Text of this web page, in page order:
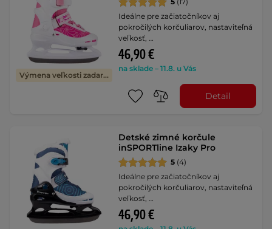
Výmena veľkosti zadarmo
Ideálne pre začiatočníkov aj
pokročilých korčuliarov, nastaviteľná
veľkosť, …
46,90 €
na sklade – 11.8. u Vás
Detail
Detské zimné korčule
inSPORTline Izaky Pro
5 (4)
Ideálne pre začiatočníkov aj
pokročilých korčuliarov, nastaviteľná
veľkosť, …
46,90 €